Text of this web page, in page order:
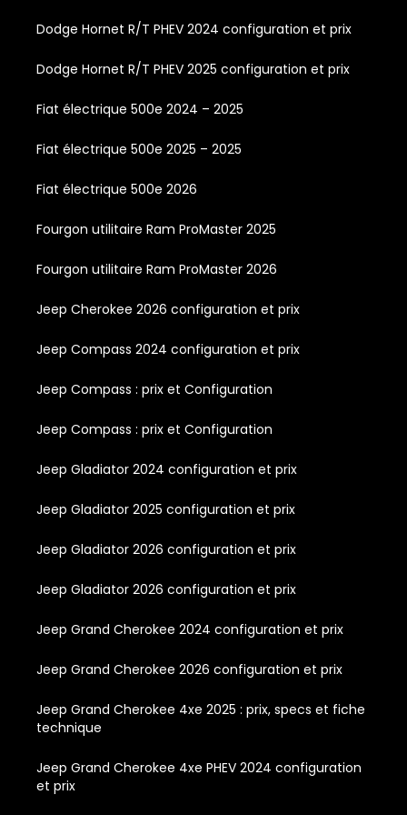
Dodge Hornet R/T PHEV 2024 configuration et prix
Dodge Hornet R/T PHEV 2025 configuration et prix
Fiat électrique 500e 2024 – 2025
Fiat électrique 500e 2025 – 2025
Fiat électrique 500e 2026
Fourgon utilitaire Ram ProMaster 2025
Fourgon utilitaire Ram ProMaster 2026
Jeep Cherokee 2026 configuration et prix
Jeep Compass 2024 configuration et prix
Jeep Compass : prix et Configuration
Jeep Compass : prix et Configuration
Jeep Gladiator 2024 configuration et prix
Jeep Gladiator 2025 configuration et prix
Jeep Gladiator 2026 configuration et prix
Jeep Gladiator 2026 configuration et prix
Jeep Grand Cherokee 2024 configuration et prix
Jeep Grand Cherokee 2026 configuration et prix
Jeep Grand Cherokee 4xe 2025 : prix, specs et fiche
technique
Jeep Grand Cherokee 4xe PHEV 2024 configuration
et prix